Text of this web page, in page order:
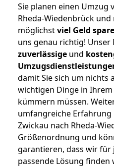
Sie planen einen Umzug
Rheda-Wiedenbrück
möglichstviel Geld
uns genau richtig!
zuverlässige und
damit Sie sich um nichts
wichtigen Dinge in
kümmern müssen.
umfangreiche
Zwickau nach Rheda-
Größenordnung und
garantieren, dass wir für
passende Lösung finden